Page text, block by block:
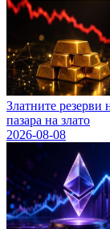
Златните резерви
пазара на злато
2026-08-08